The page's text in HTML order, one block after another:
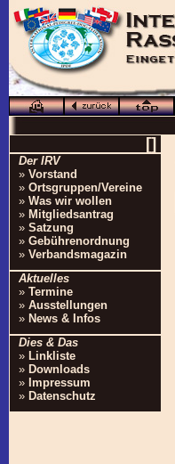
[]
Der IRV
» Vorstand
» Ortsgruppen/Vereine
» Was wir wollen
» Mitgliedsantrag
» Satzung
» Gebührenordnung
» Verbandsmagazin
Aktuelles
» Termine
» Ausstellungen
» News & Infos
Dies & Das
» Linkliste
» Downloads
» Impressum
» Datenschutz